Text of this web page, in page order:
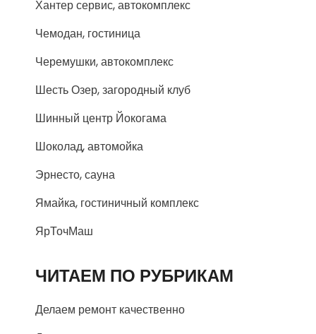
Хантер сервис, автокомплекс
Чемодан, гостиница
Черемушки, автокомплекс
Шесть Озер, загородный клуб
Шинный центр Йокогама
Шоколад, автомойка
Эрнесто, сауна
Ямайка, гостиничный комплекс
ЯрТочМаш
ЧИТАЕМ ПО РУБРИКАМ
Делаем ремонт качественно